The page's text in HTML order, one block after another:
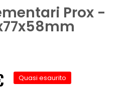
Prox -
Quasi esaurito